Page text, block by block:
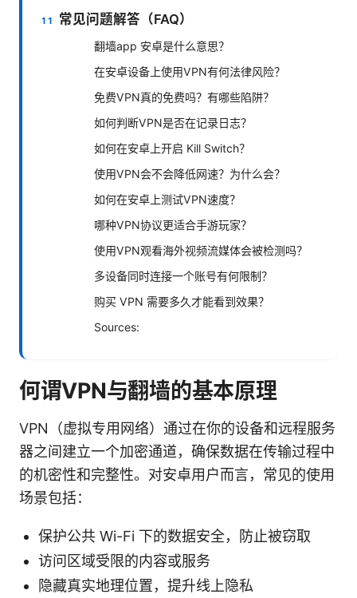
常见问题解答（FAQ）
翻墙app 安卓是什么意思？
在安卓设备上使用VPN有何法律风险？
免费VPN真的免费吗？有哪些陷阱？
如何判断VPN是否在记录日志？
如何在安卓上开启 Kill Switch？
使用VPN会不会降低网速？为什么会？
如何在安卓上测试VPN速度？
哪种VPN协议更适合手游玩家？
使用VPN观看海外视频流媒体会被检测吗？
多设备同时连接一个账号有何限制？
购买 VPN 需要多久才能看到效果？
Sources:
何谓VPN与翻墙的基本原理
VPN（虚拟专用网络）通过在你的设备和远程服务
器之间建立一个加密通道，确保数据在传输过程中
的机密性和完整性。对安卓用户而言，常见的使用
场景包括：
保护公共 Wi-Fi 下的数据安全，防止被窃取
访问区域受限的内容或服务
隐藏真实地理位置，提升线上隐私